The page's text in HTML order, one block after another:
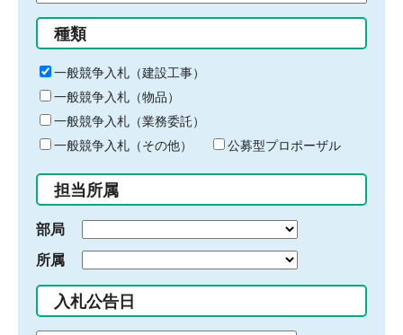
る
キ
ー
ワ
ー
ド
入
力
種類
一般競争入札（建設工事）
一般競争入札（物品）
一般競争入札（業務委託）
一般競争入札（その他）
公募型プロポーザル
担当所属
部局
所属
入札公告日